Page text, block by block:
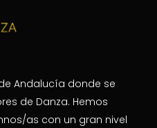
Andalucía donde se
de Danza. Hemos
as con un gran nivel